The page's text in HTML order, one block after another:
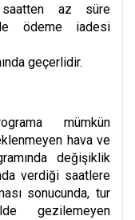
az süre
ödeme iadesi
geçerlidir.
mümkün
hava ve
değişiklik
verdiği saatlere
sonucunda, tur
gezilemeyen